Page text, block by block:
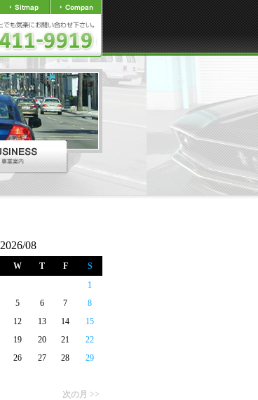
2026/08
W T F S
次の月 >>
1
5 6 7
8
12 13 14
15
19 20 21
22
26 27 28
29